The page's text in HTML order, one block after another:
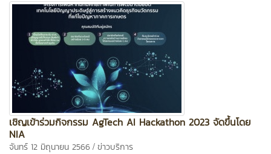
เชิญเข้าร่วมกิจกรรม AgTech AI Hackathon 2023 จัดขึ้นโดย
NIA
จันทร์ 12 มิถุนายน 2566 / ข่าวบริการ